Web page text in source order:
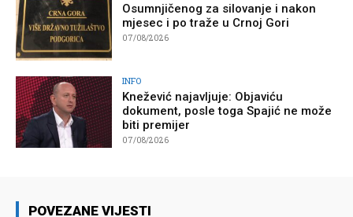
Osumnjičenog za silovanje i nakon
mjesec i po traže u Crnoj Gori
07/08/2026
INFO
Knežević najavljuje: Objaviću
dokument, posle toga Spajić ne može
biti premijer
07/08/2026
POVEZANE VIJESTI